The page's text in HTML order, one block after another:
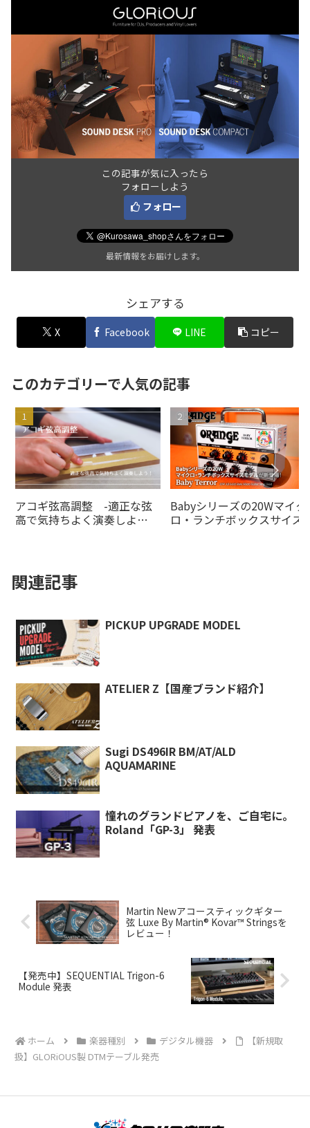
この記事が気に入ったら
フォローしよう
フォロー
最新情報をお届けします。
シェアする
X Facebook LINE コピー
このカテゴリーで人気の記事
アコギ弦高調整 -適正な弦
高で気持ちよく演奏しよ
Babyシリーズの20Wマイク
ロ・ランチボックスサイズ
関連記事
PICKUP UPGRADE MODEL
ATELIER Z【国産ブランド紹介】
Sugi DS496IR BM/AT/ALD
AQUAMARINE
憧れのグランドピアノを、ご自宅に。
Roland「GP-3」 発表
【発売中】SEQUENTIAL Trigon-6
Module 発表
Martin Newアコースティックギター
弦 Luxe By Martin® Kovar™ Stringsを
レビュー！
ホーム 楽器種別 デジタル機器
【新規取
扱】GLORiOUS製 DTMテーブル発売